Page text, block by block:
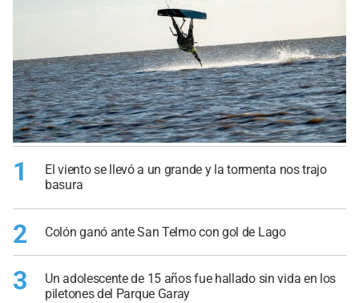
1
El viento se llevó a un grande y la tormenta nos trajo
basura
2 Colón ganó ante San Telmo con gol de Lago
3
Un adolescente de 15 años fue hallado sin vida en los
piletones del Parque Garay